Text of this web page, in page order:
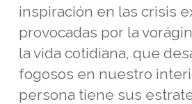
inspiración en las crisis
provocadas por la
la vida cotidiana, que
fogosos en nuestro
persona tiene sus